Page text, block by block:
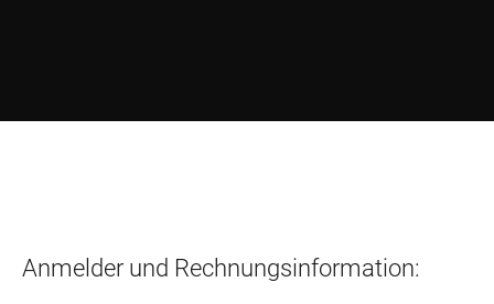
Anmelder und Rechnungsinformation: